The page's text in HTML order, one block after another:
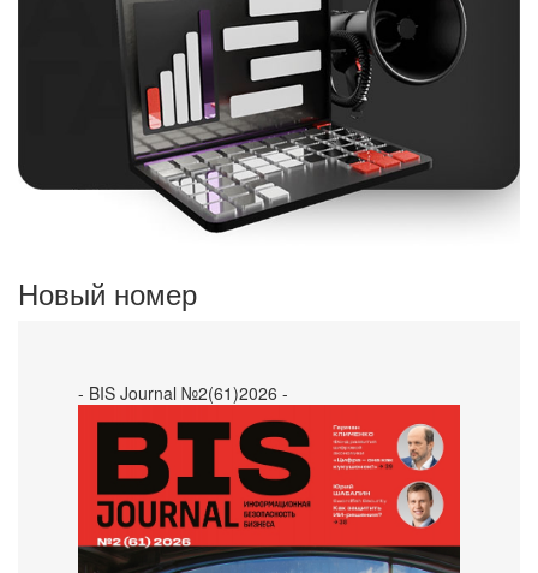
Новый номер
- BIS Journal №2(61)2026 -